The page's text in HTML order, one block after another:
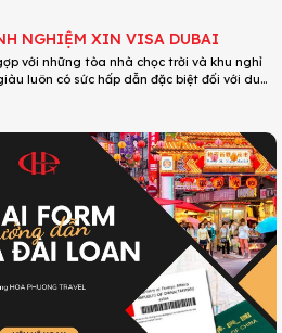
NGHIỆM XIN VISA DUBAI
với những tòa nhà chọc trời và khu nghỉ
luôn có sức hấp dẫn đặc biệt đối với du
tâm lúc này chính là “Đi Dubai có cần visa